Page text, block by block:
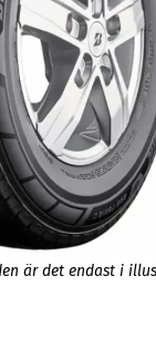
är det endast i